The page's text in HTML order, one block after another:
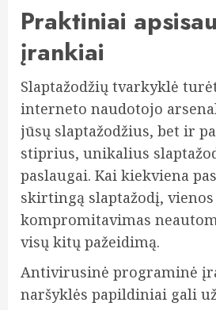
Praktiniai
įrankiai
Slaptažodžių tvarkyklė
interneto naudotojo
jūsų slaptažodžius, bet ir
stiprius, unikalius
paslaugai. Kai kiekviena
skirtingą slaptažodį,
kompromitavimas
visų kitų pažeidimą.
Antivirusinė programinė
naršyklės papildiniai gali